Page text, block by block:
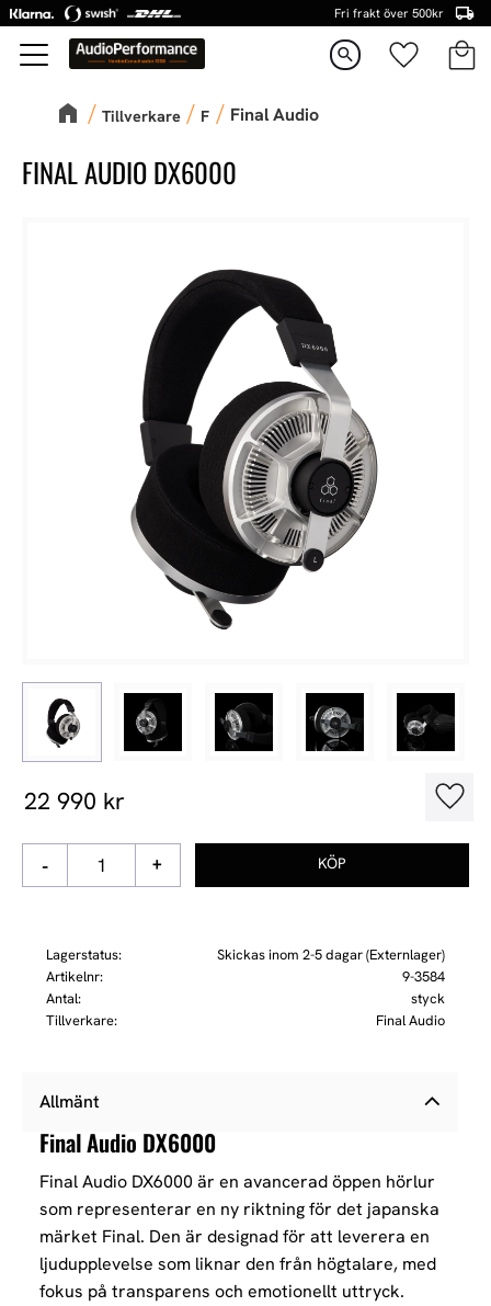
Meny
Fri frakt över 500kr
search Favoriter
Tillverkare F Final Audio
FINAL AUDIO DX6000
22 990 kr
+
-
Lagerstatus
Skickas inom 2-5 dagar (Externlager)
Artikelnr
9-3584
Antal
styck
Tillverkare
Final Audio
Allmänt
Final Audio DX6000
Final Audio DX6000 är en avancerad öppen hörlur
som representerar en ny riktning för det japanska
märket Final. Den är designad för att leverera en
ljudupplevelse som liknar den från högtalare, med
fokus på transparens och emotionellt uttryck.